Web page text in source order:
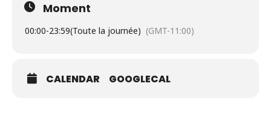
Moment
00:00-23:59(Toute la journée) (GMT-11:00)
CALENDAR GOOGLECAL